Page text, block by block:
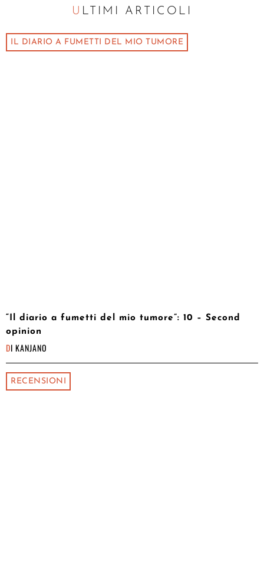
ULTIMI ARTICOLI
IL DIARIO A FUMETTI DEL MIO TUMORE
“Il diario a fumetti del mio tumore”: 10 – Second
opinion
DI KANJANO
RECENSIONI